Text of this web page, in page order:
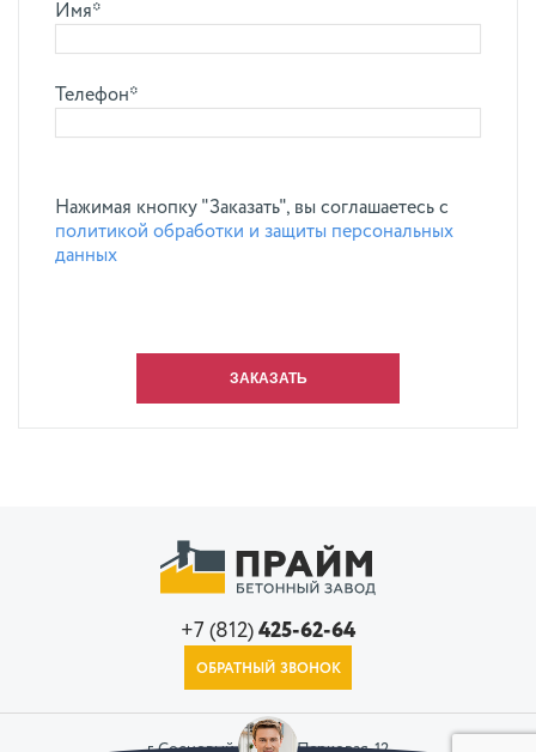
Имя*
Телефон*
Нажимая кнопку "Заказать", вы соглашаетесь с
политикой обработки и защиты персональных
данных
+7 (812) 425-62-64
ОБРАТНЫЙ ЗВОНОК